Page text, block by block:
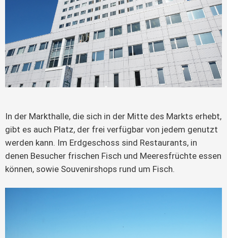
In der Markthalle, die sich in der Mitte des Markts erhebt,
gibt es auch Platz, der frei verfügbar von jedem genutzt
werden kann. Im Erdgeschoss sind Restaurants, in
denen Besucher frischen Fisch und Meeresfrüchte essen
können, sowie Souvenirshops rund um Fisch.